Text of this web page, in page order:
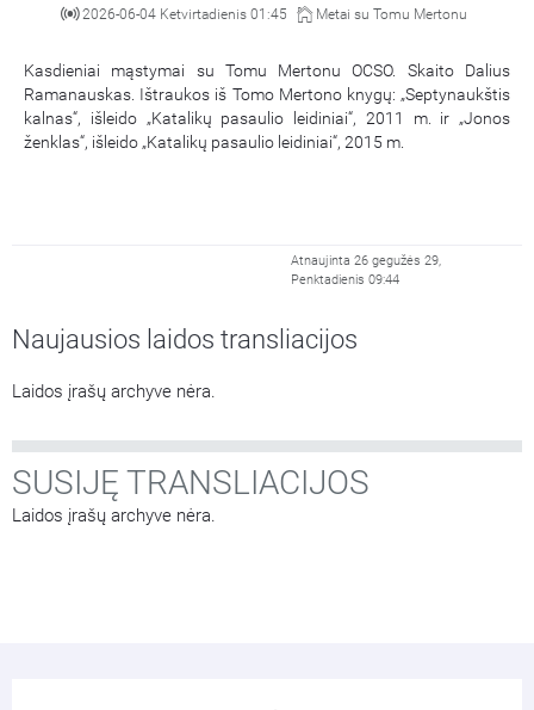
2026-06-04 Ketvirtadienis 01:45 Metai su Tomu Mertonu
Kasdieniai mąstymai su Tomu Mertonu OCSO. Skaito Dalius
Ramanauskas. Ištraukos iš Tomo Mertono knygų: „Septynaukštis
kalnas“, išleido „Katalikų pasaulio leidiniai“, 2011 m. ir „Jonos
ženklas“, išleido „Katalikų pasaulio leidiniai“, 2015 m.
Atnaujinta 26 gegužės 29,
Penktadienis 09:44
Naujausios laidos transliacijos
Laidos įrašų archyve nėra.
SUSIJĘ TRANSLIACIJOS
Laidos įrašų archyve nėra.